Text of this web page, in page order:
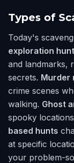
Types of
Today's
exploration
and landmarks,
secrets. Murder
crime scenes
walking. Ghost
spooky
based hunts
at specific
your problem-